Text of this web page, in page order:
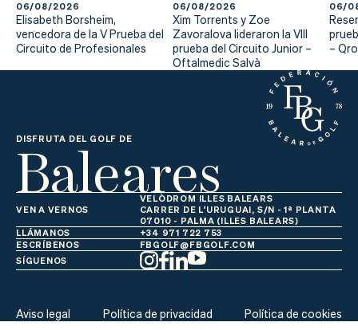
Tienda
06/08/2026
Elisabeth Borsheim,
vencedora de la V Prueba del
Circuito de Profesionales
06/08/2026
Xim Torrents y Zoe
Zavoralova lideraron la VIII
prueba del Circuito Junior –
Oftalmedic Salvà
06/
–
DISFRUTA DEL GOLF DE
Baleares
VEN A VERNOS
VELÒDROM ILLES BALEARS
CARRER DE L'URUGUAI, S/N - 1ª PLANTA
07010 - PALMA (ILLES BALEARS)
LLÁMANOS
+34 971 722 753
ESCRÍBENOS
FBGOLF@FBGOLF.COM
SÍGUENOS
Aviso legal Política de privacidad Política de cookies